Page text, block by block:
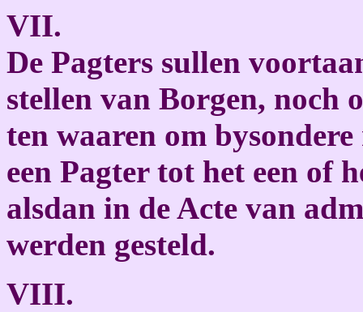
VII.
De Pagters sullen
stellen van Borgen, noch
ten waaren om
een Pagter tot het een of
alsdan in de Acte van
werden gesteld.
VIII.